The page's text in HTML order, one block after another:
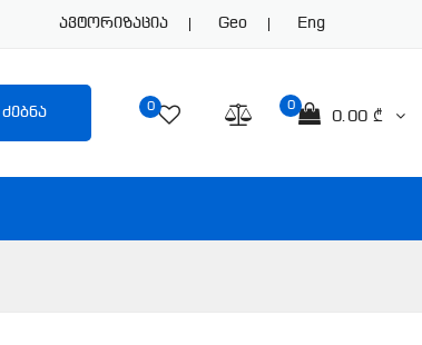
Ავტორიზაცია Geo Eng
ძებნა 0
0.00 ₾
0